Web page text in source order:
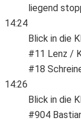
liegend
14:24
Blick in die
#11 Lenz /
#18
14:26
Blick in die
#904